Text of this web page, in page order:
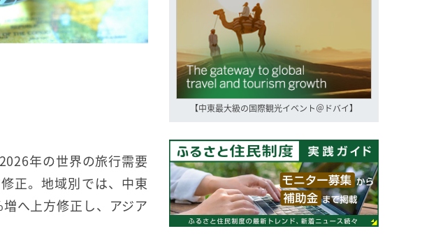
年の世界の旅行需要
正。地域別では、中東
へ上方修正し、アジア
【中東最大級の国際観光イベント＠ドバイ】